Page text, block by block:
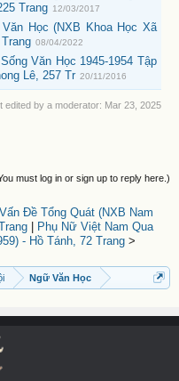
Trang 12/03/2017
Học (NXB Khoa Học Xã
08/04/2022
Văn Học 1945-1954 Tập
Lê, 257 Tr 20/11/2016
edited by a moderator: Mar 23, 2025
must log in or sign up to reply here.)
Đề Tổng Quát (NXB Nam
|
Phụ Nữ Việt Nam Qua
- Hồ Tánh, 72 Trang>
Ngữ Văn Học